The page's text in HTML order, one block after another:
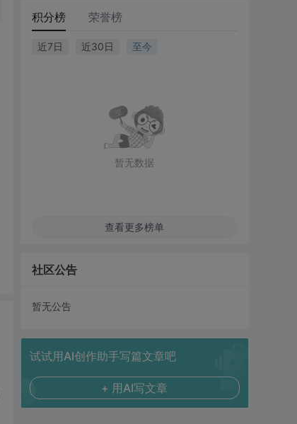
积分榜 荣誉榜
近7日 近30日 至今
暂无数据
查看更多榜单
社区公告
暂无公告
试试用AI创作助手写篇文章吧
+ 用AI写文章